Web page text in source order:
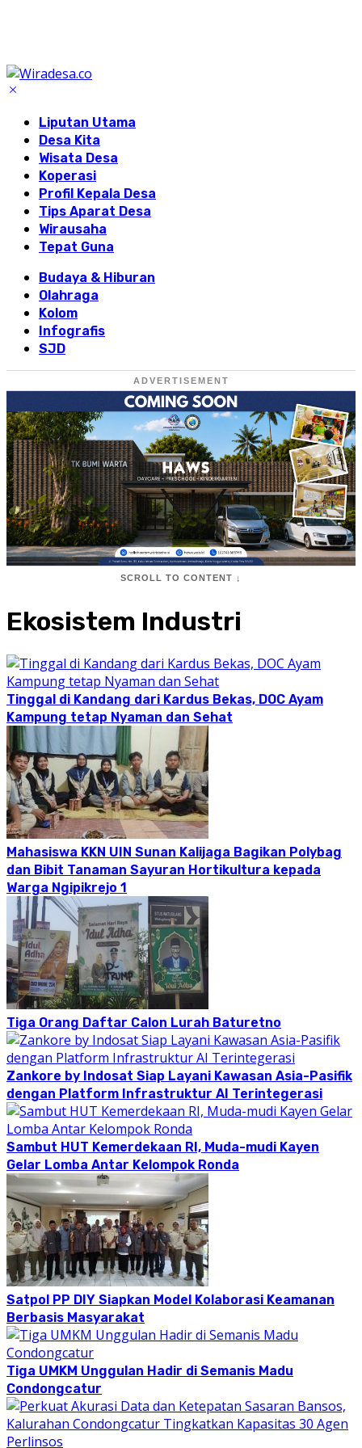
Liputan Utama
Desa Kita
Wisata Desa
Koperasi
Profil Kepala Desa
Tips Aparat Desa
Wirausaha
Tepat Guna
Budaya & Hiburan
Olahraga
Kolom
Infografis
SJD
ADVERTISEMENT
SCROLL TO CONTENT ↓
Ekosistem Industri
Tinggal di Kandang dari Kardus Bekas, DOC Ayam
Kampung tetap Nyaman dan Sehat
Mahasiswa KKN UIN Sunan Kalijaga Bagikan Polybag
dan Bibit Tanaman Sayuran Hortikultura kepada
Warga Ngipikrejo 1
Tiga Orang Daftar Calon Lurah Baturetno
Zankore by Indosat Siap Layani Kawasan Asia-Pasifik
dengan Platform Infrastruktur AI Terintegerasi
Sambut HUT Kemerdekaan RI, Muda-mudi Kayen
Gelar Lomba Antar Kelompok Ronda
Satpol PP DIY Siapkan Model Kolaborasi Keamanan
Berbasis Masyarakat
Tiga UMKM Unggulan Hadir di Semanis Madu
Condongcatur